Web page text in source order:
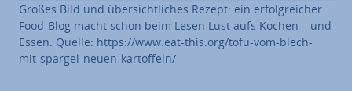
Großes Bild und über­sicht­li­ches Rezept: ein er­folg­rei­cher
Food-Blog macht schon beim Lesen Lust aufs Kochen – und
Essen. Quelle: https://www.eat-this.org/tofu-vom-blech-
mit-spargel-neuen-kar­tof­feln/